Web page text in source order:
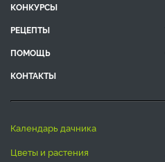
КОНКУРСЫ
РЕЦЕПТЫ
ПОМОЩЬ
КОНТАКТЫ
календарь дачника
цветы и растения